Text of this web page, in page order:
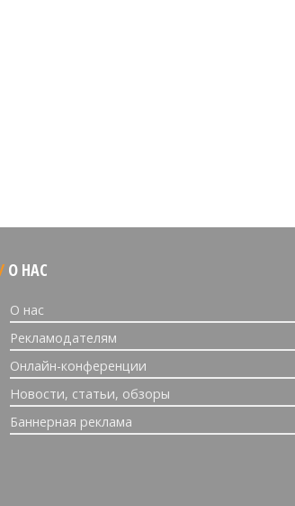
О НАС
О нас
Рекламодателям
Онлайн-конференции
Новости, статьи, обзоры
Баннерная реклама